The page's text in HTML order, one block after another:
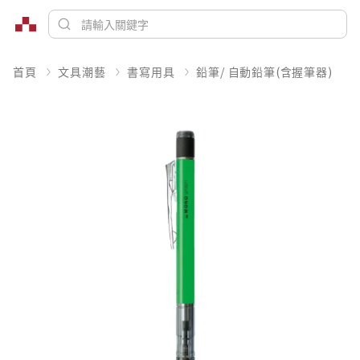
首頁 文具潮藝 書寫用具 鉛筆/ 自動鉛筆(含握筆器)